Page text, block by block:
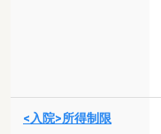
<入院>所得制限